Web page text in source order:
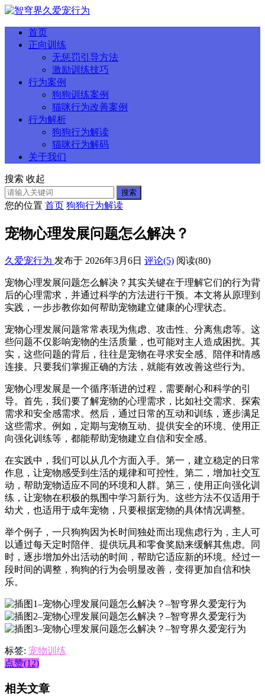
首页
正向训练
无惩罚引导方法
激励训练技巧
行为案例
狗狗训练案例
猫咪行为改善案例
行为解析
狗狗行为解读
猫咪行为解码
关于我们
搜索 收起
搜索
您的位置 首页 狗狗行为解读
宠物心理发展问题怎么解决？
久爱宠行为 发布于 2026年3月6日 评论(5) 阅读(80)
宠物心理发展问题怎么解决？其实关键在于理解它们的行为背
后的心理需求，并通过科学的方法进行干预。本文将从原理到
实践，一步步教你如何帮助宠物建立健康的心理状态。
宠物心理发展问题常常表现为焦虑、攻击性、分离焦虑等。这
些问题不仅影响宠物的生活质量，也可能对主人造成困扰。其
实，这些问题的背后，往往是宠物在寻求安全感、陪伴和情感
连接。只要我们掌握正确的方法，就能有效改善这些行为。
宠物心理发展是一个循序渐进的过程，需要耐心和科学的引
导。首先，我们要了解宠物的心理需求，比如社交需求、探索
需求和安全感需求。然后，通过日常的互动和训练，逐步满足
这些需求。例如，定期与宠物互动、提供安全的环境、使用正
向强化训练等，都能帮助宠物建立自信和安全感。
在实践中，我们可以从几个方面入手。第一，建立稳定的日常
作息，让宠物感受到生活的规律和可控性。第二，增加社交互
动，帮助宠物适应不同的环境和人群。第三，使用正向强化训
练，让宠物在积极的氛围中学习新行为。这些方法不仅适用于
幼犬，也适用于成年宠物，只要根据宠物的具体情况调整。
举个例子，一只狗狗因为长时间独处而出现焦虑行为，主人可
以通过每天定时陪伴、提供玩具和零食奖励来缓解其焦虑。同
时，逐步增加外出活动的时间，帮助它适应新的环境。经过一
段时间的调整，狗狗的行为会明显改善，变得更加自信和快
乐。
标签: 宠物训练
点赞(12)
相关文章